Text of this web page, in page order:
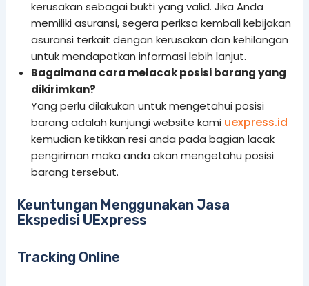
kerusakan sebagai bukti yang valid. Jika Anda
memiliki asuransi, segera periksa kembali kebijakan
asuransi terkait dengan kerusakan dan kehilangan
untuk mendapatkan informasi lebih lanjut.
Bagaimana cara melacak posisi barang yang
dikirimkan?
Yang perlu dilakukan untuk mengetahui posisi
barang adalah kunjungi website kami uexpress.id
kemudian ketikkan resi anda pada bagian lacak
pengiriman maka anda akan mengetahu posisi
barang tersebut.
Keuntungan Menggunakan Jasa
Ekspedisi UExpress
Tracking Online